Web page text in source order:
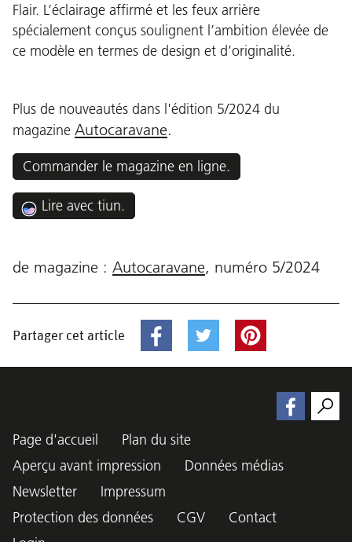
Flair. L’éclairage affirmé et les feux arrière
spécialement conçus soulignent l’ambition élevée de
ce modèle en termes de design et d’originalité.
Plus de nouveautés dans l'édition 5/2024 du
magazine Autocaravane.
Commander le magazine en ligne.
Lire avec tiun.
de magazine : Autocaravane, numéro 5/2024
Partager cet article
Page d'accueil
Plan du site
Aperçu avant impression
Données médias
Newsletter
Impressum
Protection des données
CGV
Contact